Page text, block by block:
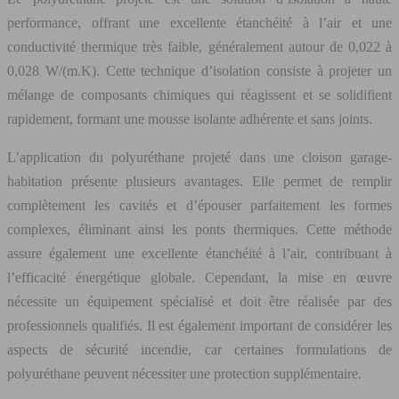
performance, offrant une excellente étanchéité à l’air et une
conductivité thermique très faible, généralement autour de 0,022 à
0,028 W/(m.K). Cette technique d’isolation consiste à projeter un
mélange de composants chimiques qui réagissent et se solidifient
rapidement, formant une mousse isolante adhérente et sans joints.
L’application du polyuréthane projeté dans une cloison garage-
habitation présente plusieurs avantages. Elle permet de remplir
complètement les cavités et d’épouser parfaitement les formes
complexes, éliminant ainsi les ponts thermiques. Cette méthode
assure également une excellente étanchéité à l’air, contribuant à
l’efficacité énergétique globale. Cependant, la mise en œuvre
nécessite un équipement spécialisé et doit être réalisée par des
professionnels qualifiés. Il est également important de considérer les
aspects de sécurité incendie, car certaines formulations de
polyuréthane peuvent nécessiter une protection supplémentaire.